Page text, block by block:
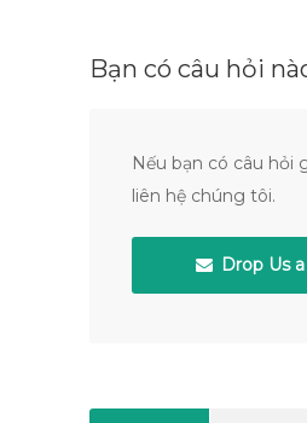
Bạn có câu hỏi
Nếu bạn có câu hỏi
liên hệ chúng tôi.
Drop Us